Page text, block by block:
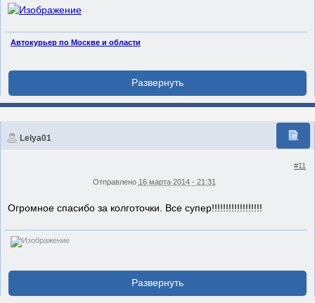
Автокурьер по Москве и области
Lelya01
#11
Отправлено 16 марта 2014 - 21:31
Огромное спасибо за колготочки. Все супер!!!!!!!!!!!!!!!!!!